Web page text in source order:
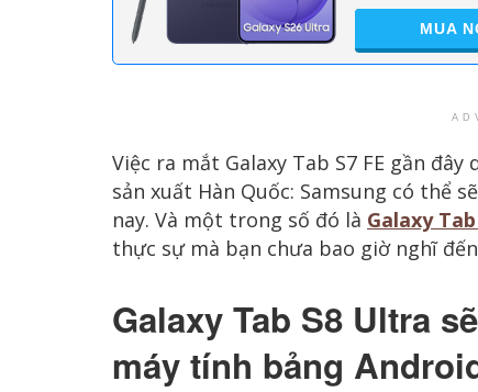
MUA
Việc ra mắt Galaxy Tab S7 FE gần
sản xuất Hàn Quốc: Samsung có thể
nay. Và một trong số đó là Galaxy
thực sự mà bạn chưa bao giờ nghĩ
Galaxy Tab S8 Ultra
máy tính bảng